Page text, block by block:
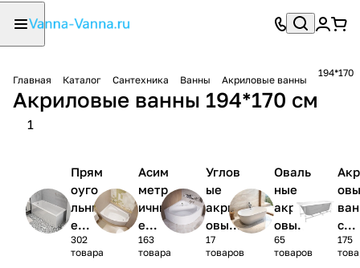
Главная Каталог Сантехника Ванны Акриловые ванны
194*170
Акриловые ванны 194*170 см
1
Прям
оуго
льны
е
акри
ловы
302
товара
Асим
метр
ичны
е
акри
ловы
163
товара
Углов
ые
акрил
овые
ванны
1/4
17
товаров
Оваль
ные
акрил
овые
ванны
65
товаров
с
сом
175